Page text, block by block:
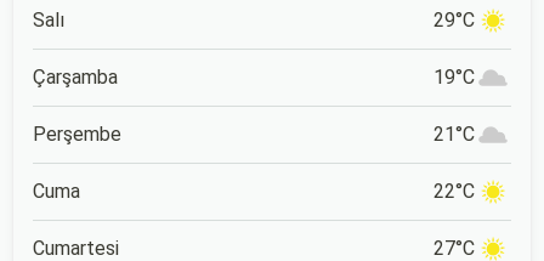
Salı 29°C
Çarşamba 19°C
Perşembe 21°C
Cuma 22°C
Cumartesi 27°C